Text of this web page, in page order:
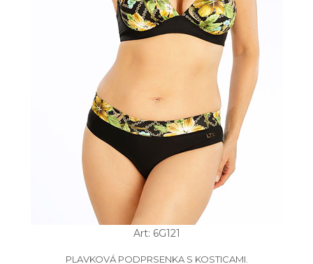
Art: 6G121
PLAVKOVÁ PODPRSENKA S KOSTICAMI.